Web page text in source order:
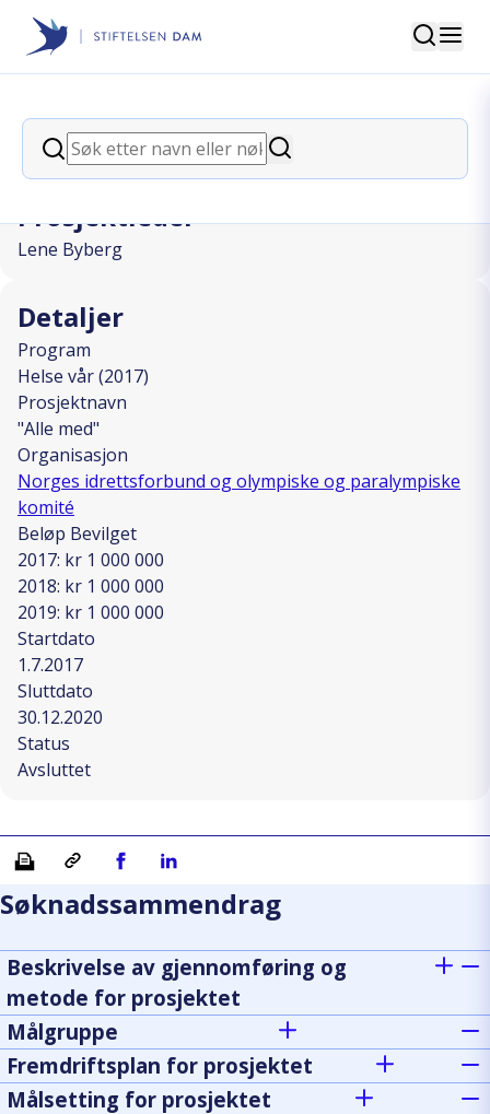
Stiftelsen Dam
Søk
Søk
Søk
back
"Alle med"
Prosjektleder
Lene Byberg
Detaljer
Program
Helse vår (2017)
Prosjektnavn
"Alle med"
Organisasjon
Norges idrettsforbund og olympiske og paralympiske
komité
Beløp Bevilget
2017: kr 1 000 000
2018: kr 1 000 000
2019: kr 1 000 000
Startdato
1.7.2017
Sluttdato
30.12.2020
Status
Avsluttet
Skriv ut Kopiera länkDel på Facebook
Del på Linkedin
Søknadssammendrag
Beskrivelse av gjennomføring og
metode for prosjektet
Målgruppe
Fremdriftsplan for prosjektet
Målsetting for prosjektet